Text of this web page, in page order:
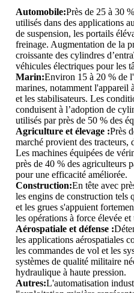
Automobile:Près de 25 à 30
utilisés dans des applications
de suspension, les portails
freinage. Augmentation de la
croissante des cylindres
véhicules électriques pour les
Marin:Environ 15 à 20 % de
marines, notamment l'appareil
et les stabilisateurs. Les
conduisent à l’adoption de
utilisés par près de 50 % des
Agriculture et élevage :Près
marché provient des tracteurs,
Les machines équipées de
près de 40 % des agriculteurs
pour une efficacité améliorée.
Construction:En tête avec
les engins de construction tels
et les grues s'appuient
les opérations à force élevée
Aérospatiale et défense :
les applications aérospatiales
les commandes de vol et les
systèmes de qualité militaire
hydraulique à haute pression.
Autres:L'automatisation